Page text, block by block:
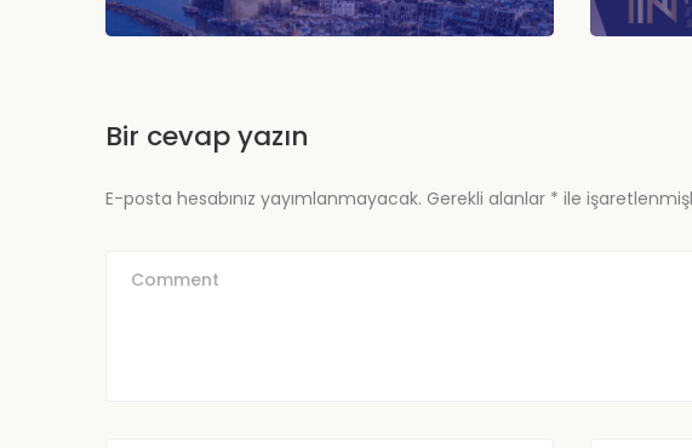
Bir cevap yazın
E-posta hesabınız yayımlanmayacak. Gerekli alanlar * ile